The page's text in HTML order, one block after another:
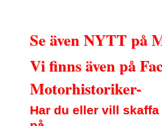
Se även NYTT på
Vi finns även på
Motorhistoriker-
Har du eller vill